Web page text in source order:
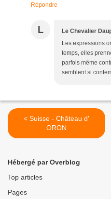
Répondre
L Le Chevalier
Les expressions
temps, elles
parfois même
semblent si
< Suisse - Château d'
ORON
Hébergé par Overblog
Top articles
Pages